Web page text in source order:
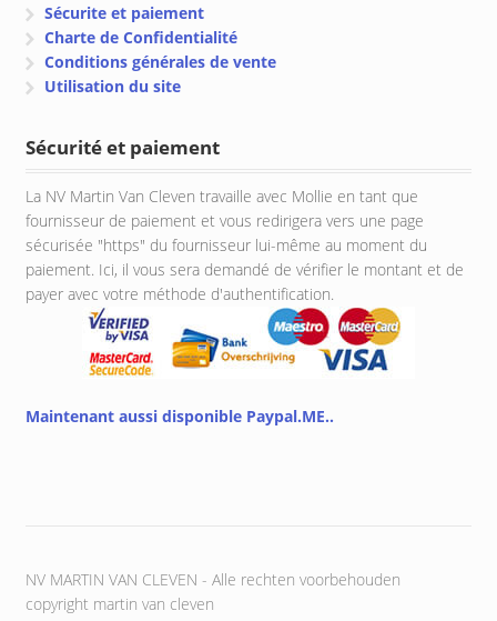
Sécurite et paiement
Charte de Confidentialité
Conditions générales de vente
Utilisation du site
Sécurité et paiement
La NV Martin Van Cleven travaille avec Mollie en tant que
fournisseur de paiement et vous redirigera vers une page
sécurisée "https" du fournisseur lui-même au moment du
paiement. Ici, il vous sera demandé de vérifier le montant et de
payer avec votre méthode d'authentification.
Maintenant aussi disponible Paypal.ME..
NV MARTIN VAN CLEVEN - Alle rechten voorbehouden
copyright martin van cleven